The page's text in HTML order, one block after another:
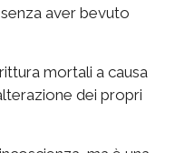
aver bevuto
mortali a causa
dei propri